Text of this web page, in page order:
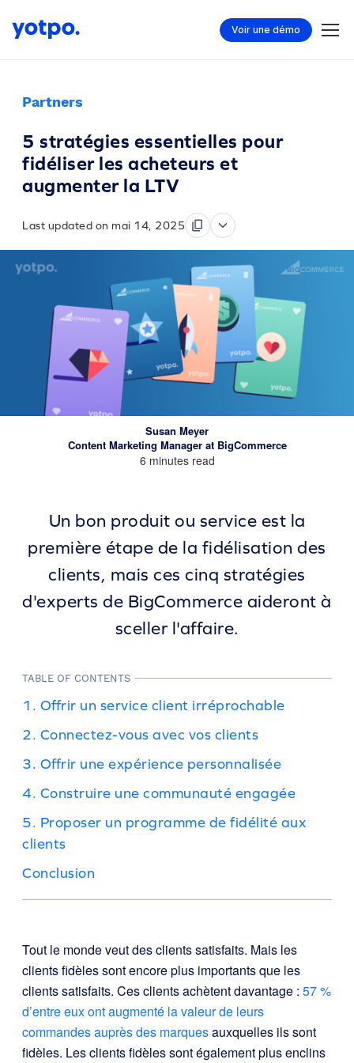
Voir une démo
Partners
5 stratégies essentielles pour
fidéliser les acheteurs et
augmenter la LTV
Last updated on mai 14, 2025
Susan Meyer
Content Marketing Manager at BigCommerce
6 minutes read
Un bon produit ou service est la
première étape de la fidélisation des
clients, mais ces cinq stratégies
d'experts de BigCommerce aideront à
sceller l'affaire.
TABLE OF CONTENTS
1. Offrir un service client irréprochable
2. Connectez-vous avec vos clients
3. Offrir une expérience personnalisée
4. Construire une communauté engagée
5. Proposer un programme de fidélité aux
clients
Conclusion
Tout le monde veut des clients satisfaits. Mais les
clients fidèles sont encore plus importants que les
clients satisfaits. Ces clients achètent davantage : 57 %
d’entre eux ont augmenté la valeur de leurs
commandes auprès des marquesauxquelles ils sont
fidèles. Les clients fidèles sont également plus enclins